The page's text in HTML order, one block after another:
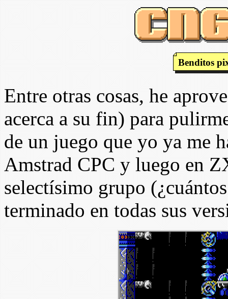
Benditos
Entre otras cosas, he
acerca a su fin) para
de un juego que yo ya me
Amstrad CPC y luego en
selectísimo grupo
terminado en todas sus